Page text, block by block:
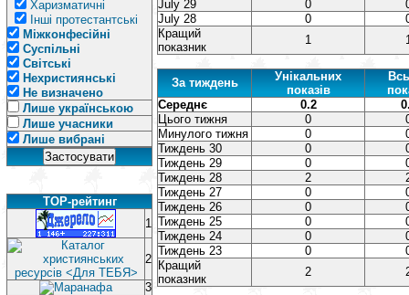
Харизматичні
Інші протестантські
Міжконфесійні
Суспільні
Світські
Нехристиянські
Не визначено
Лише українською
Лише учасники
Лише вибрані
TOP-рейтинг
1
2
3
July 29
0
July 28
0
Кращий
показник
1
За тиждень
Унікальних
показів
Середнє
0.2
Цього тижня
0
Минулого тижня
0
Тиждень 30
0
Тиждень 29
0
Тиждень 28
2
Тиждень 27
0
Тиждень 26
0
Тиждень 25
0
Тиждень 24
0
Тиждень 23
0
Кращий
показник
2